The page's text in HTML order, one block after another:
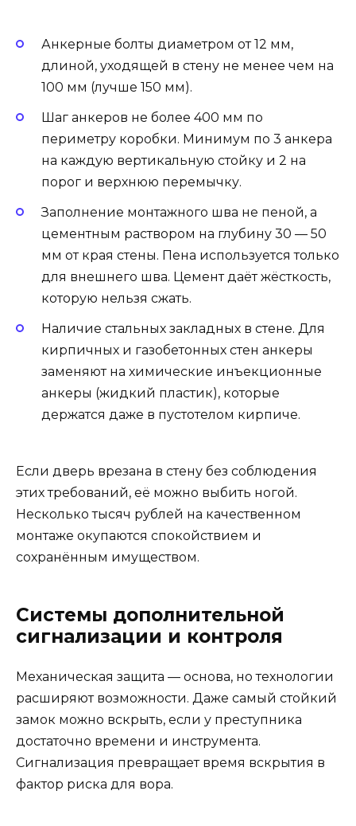
Анкерные болты диаметром от 12 мм,
длиной, уходящей в стену не менее чем на
100 мм (лучше 150 мм).
Шаг анкеров не более 400 мм по
периметру коробки. Минимум по 3 анкера
на каждую вертикальную стойку и 2 на
порог и верхнюю перемычку.
Заполнение монтажного шва не пеной, а
цементным раствором на глубину 30 — 50
мм от края стены. Пена используется только
для внешнего шва. Цемент даёт жёсткость,
которую нельзя сжать.
Наличие стальных закладных в стене. Для
кирпичных и газобетонных стен анкеры
заменяют на химические инъекционные
анкеры (жидкий пластик), которые
держатся даже в пустотелом кирпиче.
Если дверь врезана в стену без соблюдения
этих требований, её можно выбить ногой.
Несколько тысяч рублей на качественном
монтаже окупаются спокойствием и
сохранённым имуществом.
Системы дополнительной
сигнализации и контроля
Механическая защита — основа, но технологии
расширяют возможности. Даже самый стойкий
замок можно вскрыть, если у преступника
достаточно времени и инструмента.
Сигнализация превращает время вскрытия в
фактор риска для вора.